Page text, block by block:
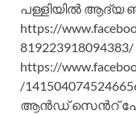
പള്ളിയില്‍ ആദ്യ
https://
819223918094383/
https://
/
ആന്‍ഡ്‌ സെന്‍റ്